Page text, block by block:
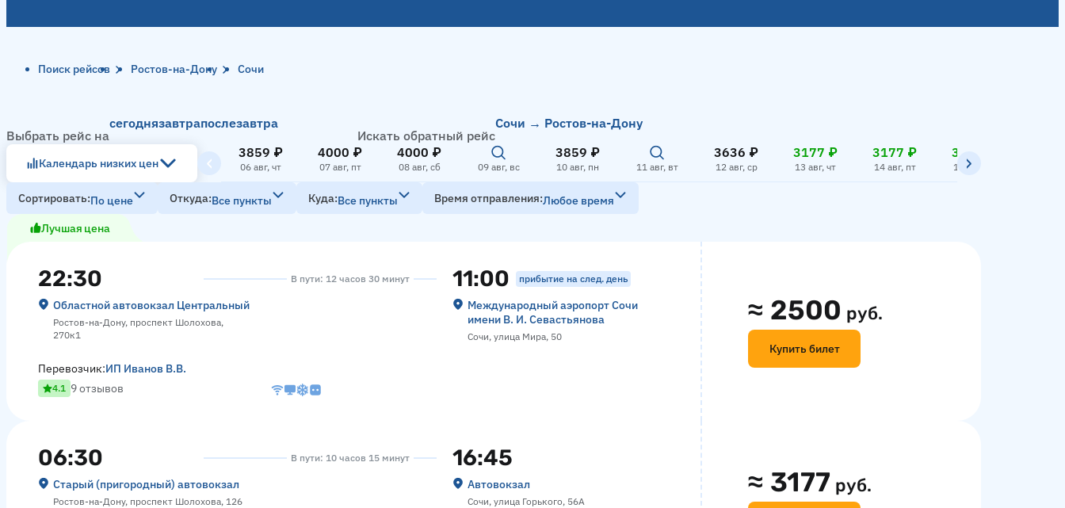
Поиск рейсов Ростов-на-Дону Сочи
Выбрать рейс на
сегоднязавтрапослезавтра
Искать обратный рейс
Сочи → Ростов-на-Дону
Календарь низких цен
3859 ₽
06 авг, чт
4000 ₽
07 авг, пт
4000 ₽
08 авг, сб 09 авг, вс
3859 ₽
10 авг, пн 11 авг, вт
3636 ₽
12 авг, ср
3177 ₽
13 авг, чт
3177 ₽
14 авг, пт
3177 ₽
15 авг, сб
Сортировать По цене Откуда Все пункты Куда Все пункты Время отправления Любое время
Лучшая цена
22:30
Областной автовокзал Центральный
Ростов-на-Дону, проспект Шолохова,
270к1
В пути: 12 часов 30 минут 11:00 прибытие на след. день
Международный аэропорт Сочи
имени В. И. Севастьянова
Сочи, улица Мира, 50
≈ 2500 руб.
Купить билет
Перевозчик:ИП Иванов В.В.
4.1 9 отзывов
06:30
Старый (пригородный) автовокзал
Ростов-на-Дону, проспект Шолохова, 126
В пути: 10 часов 15 минут 16:45
Автовокзал
Сочи, улица Горького, 56А
≈ 3177 руб.